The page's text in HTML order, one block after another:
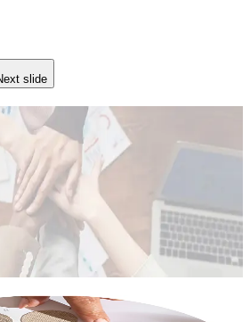
slide
광
을 통해 지속적인 성장을 이루어왔으
가 우리를 기다리고 있습니다.